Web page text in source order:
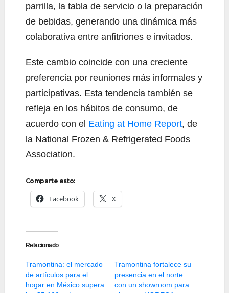
parrilla, la tabla de servicio o la preparación
de bebidas, generando una dinámica más
colaborativa entre anfitriones e invitados.
Este cambio coincide con una creciente
preferencia por reuniones más informales y
participativas. Esta tendencia también se
refleja en los hábitos de consumo, de
acuerdo con el Eating at Home Report, de
la National Frozen & Refrigerated Foods
Association.
Comparte esto:
Facebook X
Relacionado
Tramontina: el mercado
de artículos para el
hogar en México supera
Tramontina fortalece su
presencia en el norte
con un showroom para